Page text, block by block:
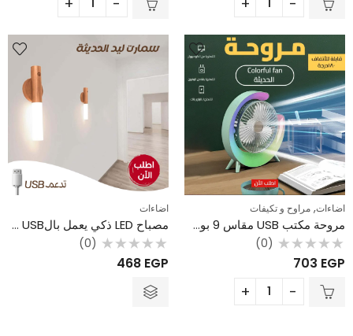
اضاءات, مراوح و تكيفات
مروحة مكتب USB مقاس 9 بوصة – تبريد شخصي مع إضاءة LED ملونة
تم
التقييم
(0)
703 EGP
اضاءات
مصباح LED ذكي يعمل بالUSB – بتصميم عصري وقاعدة مغناطيسية
تم
التقييم
من
(0)
468 EGP